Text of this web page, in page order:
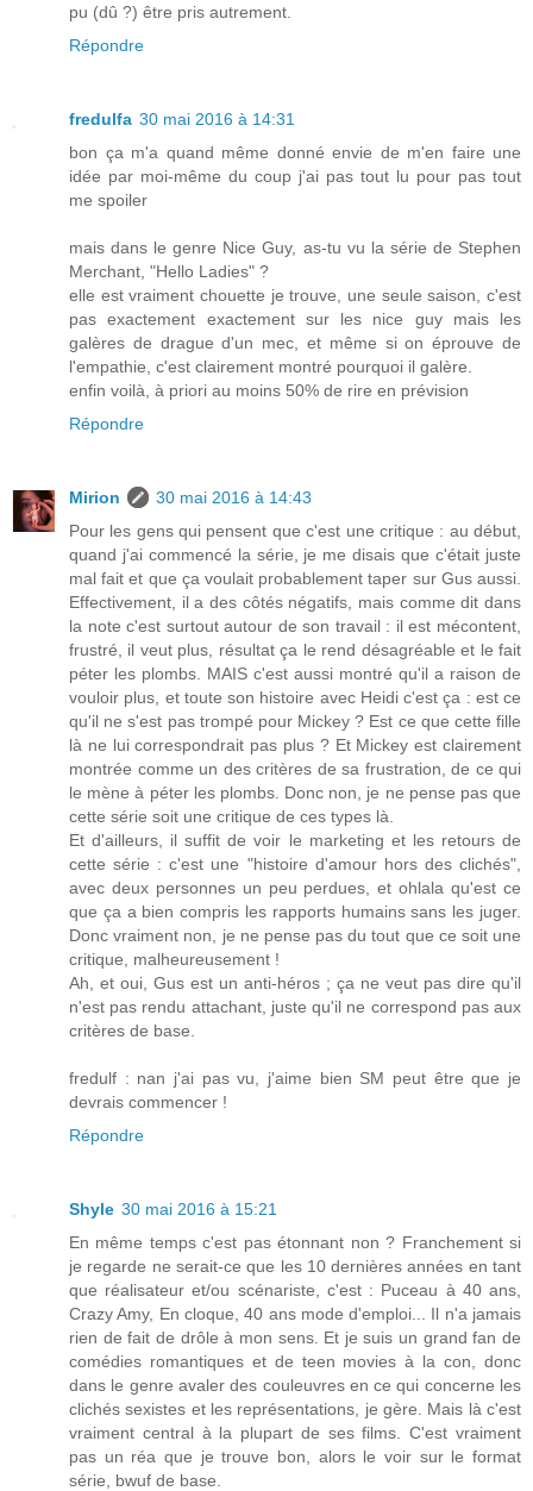
pu (dû ?) être pris autrement.
Répondre
fredulfa 30 mai 2016 à 14:31
bon ça m'a quand même donné envie de m'en faire une
idée par moi-même du coup j'ai pas tout lu pour pas tout
me spoiler
mais dans le genre Nice Guy, as-tu vu la série de Stephen
Merchant, "Hello Ladies" ?
elle est vraiment chouette je trouve, une seule saison, c'est
pas exactement exactement sur les nice guy mais les
galères de drague d'un mec, et même si on éprouve de
l'empathie, c'est clairement montré pourquoi il galère.
enfin voilà, à priori au moins 50% de rire en prévision
Répondre
Mirion
30 mai 2016 à 14:43
Pour les gens qui pensent que c'est une critique : au début,
quand j'ai commencé la série, je me disais que c'était juste
mal fait et que ça voulait probablement taper sur Gus aussi.
Effectivement, il a des côtés négatifs, mais comme dit dans
la note c'est surtout autour de son travail : il est mécontent,
frustré, il veut plus, résultat ça le rend désagréable et le fait
péter les plombs. MAIS c'est aussi montré qu'il a raison de
vouloir plus, et toute son histoire avec Heidi c'est ça : est ce
qu'il ne s'est pas trompé pour Mickey ? Est ce que cette fille
là ne lui correspondrait pas plus ? Et Mickey est clairement
montrée comme un des critères de sa frustration, de ce qui
le mène à péter les plombs. Donc non, je ne pense pas que
cette série soit une critique de ces types là.
Et d'ailleurs, il suffit de voir le marketing et les retours de
cette série : c'est une "histoire d'amour hors des clichés",
avec deux personnes un peu perdues, et ohlala qu'est ce
que ça a bien compris les rapports humains sans les juger.
Donc vraiment non, je ne pense pas du tout que ce soit une
critique, malheureusement !
Ah, et oui, Gus est un anti-héros ; ça ne veut pas dire qu'il
n'est pas rendu attachant, juste qu'il ne correspond pas aux
critères de base.
fredulf : nan j'ai pas vu, j'aime bien SM peut être que je
devrais commencer !
Répondre
Shyle 30 mai 2016 à 15:21
En même temps c'est pas étonnant non ? Franchement si
je regarde ne serait-ce que les 10 dernières années en tant
que réalisateur et/ou scénariste, c'est : Puceau à 40 ans,
Crazy Amy, En cloque, 40 ans mode d'emploi... Il n'a jamais
rien de fait de drôle à mon sens. Et je suis un grand fan de
comédies romantiques et de teen movies à la con, donc
dans le genre avaler des couleuvres en ce qui concerne les
clichés sexistes et les représentations, je gère. Mais là c'est
vraiment central à la plupart de ses films. C'est vraiment
pas un réa que je trouve bon, alors le voir sur le format
série, bwuf de base.